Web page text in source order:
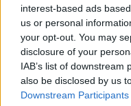
interest-based ads
us or personal
your opt-out. You may
disclosure of your
IAB’s list of
also be disclosed by us
Downstream Participants
Himbeer-
Mittel
Mango-